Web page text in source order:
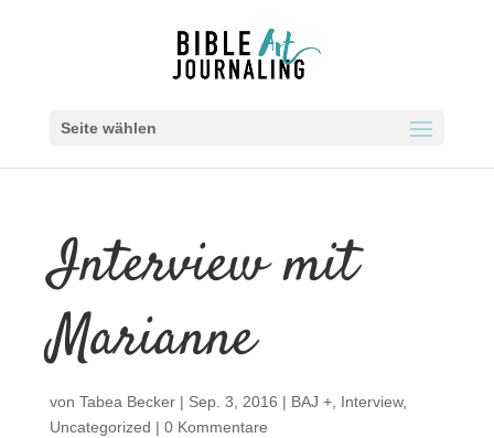
Seite wählen
Interview mit
Marianne
von Tabea Becker| Sep. 3, 2016 | BAJ +, Interview,
Uncategorized | 0 Kommentare